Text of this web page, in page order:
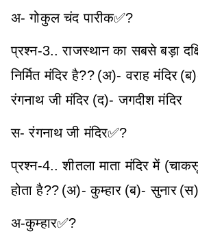
अ- गोकुल चंद पारीक✅?
प्रश्न-3.. राजस्थान का सबसे बड़ा
निर्मित मंदिर है?? (अ)- वराह मंदिर
रंगनाथ जी मंदिर (द)- जगदीश मंदिर
स- रंगनाथ जी मंदिर✅?
प्रश्न-4.. शीतला माता मंदिर में
होता है?? (अ)- कुम्हार (ब)- सुनार
अ-कुम्हार✅?